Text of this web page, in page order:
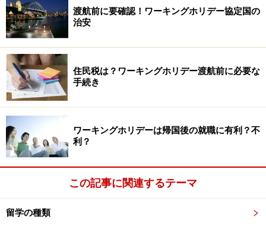
渡航前に要確認！ワーキングホリデー協定国の
治安
住民税は？ワーキングホリデー渡航前に必要な
手続き
ワーキングホリデーは帰国後の就職に有利？不
利？
この記事に関連するテーマ
留学の種類